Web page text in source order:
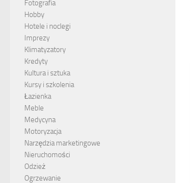
Fotografia
Hobby
Hotele i noclegi
Imprezy
Klimatyzatory
Kredyty
Kultura i sztuka
Kursy i szkolenia
Łazienka
Meble
Medycyna
Motoryzacja
Narzędzia marketingowe
Nieruchomości
Odzież
Ogrzewanie